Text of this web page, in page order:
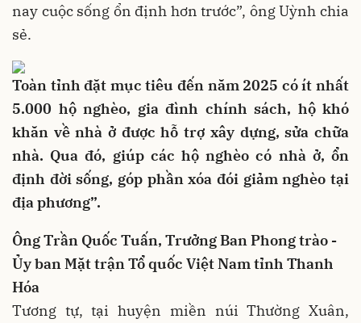
nay cuộc sống ổn định hơn trước”, ông Uỳnh chia
sẻ.
Toàn tỉnh đặt mục tiêu đến năm 2025 có ít nhất
5.000 hộ nghèo, gia đình chính sách, hộ khó
khăn về nhà ở được hỗ trợ xây dựng, sửa chữa
nhà. Qua đó, giúp các hộ nghèo có nhà ở, ổn
định đời sống, góp phần xóa đói giảm nghèo tại
địa phương”.
Ông Trần Quốc Tuấn, Trưởng Ban Phong trào -
Ủy ban Mặt trận Tổ quốc Việt Nam tỉnh Thanh
Hóa
Tương tự, tại huyện miền núi Thường Xuân,